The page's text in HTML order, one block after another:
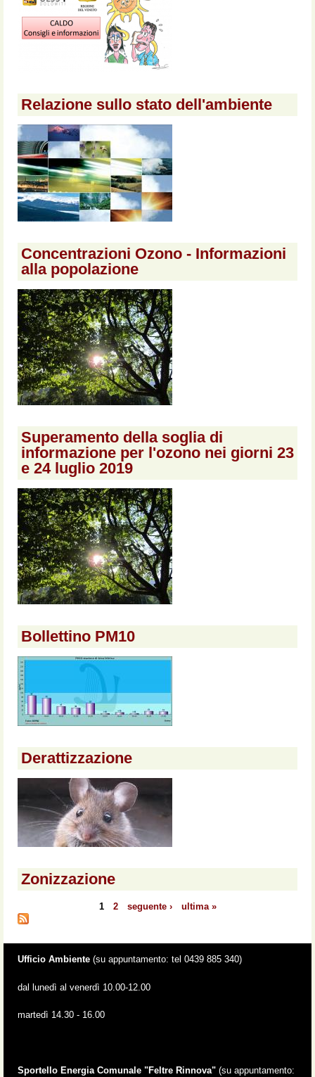
Relazione sullo stato dell'ambiente
Concentrazioni Ozono - Informazioni
alla popolazione
Superamento della soglia di
informazione per l'ozono nei giorni 23
e 24 luglio 2019
Bollettino PM10
Derattizzazione
Zonizzazione
Pagine
1 2 seguente › ultima »
Ufficio Ambiente (su appuntamento: tel 0439 885 340)
dal lunedì al venerdì 10.00-12.00
martedì 14.30 - 16.00
Sportello Energia Comunale "Feltre Rinnova" (su appuntamento: